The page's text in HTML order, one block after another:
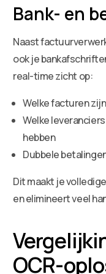
Bank- en
Naast
ook je
real-time zicht op:
Welke facturen
Welke
hebben
Dubbele
Dit maakt je
en elimineert veel
OCR-